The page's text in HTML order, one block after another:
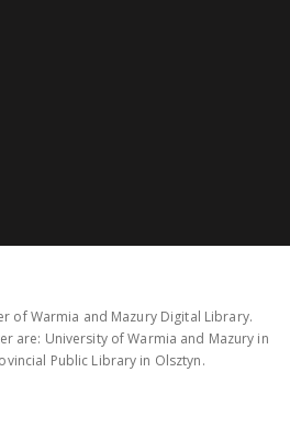
of Warmia and Mazury Digital Library.
are: University of Warmia and Mazury in
Public Library in Olsztyn.